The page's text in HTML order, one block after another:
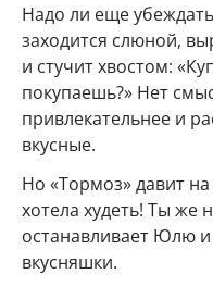
Надо ли еще
заходится слюной,
и стучит хвостом:
покупаешь?» Нет
привлекательнее и
вкусные.
Но «Тормоз» давит
хотела худеть! Ты же
останавливает Юлю и
вкусняшки.